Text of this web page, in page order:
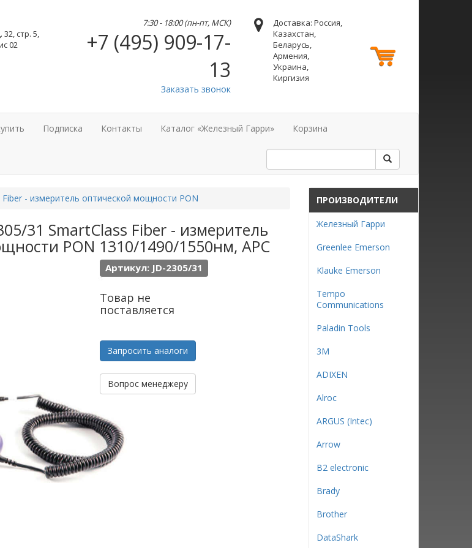
стр. 5,
02
7:30 - 18:00 (пн-пт, МСК)
+7 (495) 909-17-
13
Заказать звонок
Доставка: Россия,
Казахстан,
Беларусь,
Армения,
Украина,
Киргизия
Подписка Контакты Каталог «Железный Гарри» Корзина
Fiber - измеритель оптической мощности PON
31 SmartClass Fiber - измеритель
PON 1310/1490/1550нм, APC
Артикул: JD-2305/31
Товар не
поставляется
Запросить аналоги
Вопрос менеджеру
ПРОИЗВОДИТЕЛИ
Железный Гарри
Greenlee Emerson
Klauke Emerson
Tempo
Communications
Paladin Tools
3М
ADIXEN
Alroc
ARGUS (Intec)
Arrow
B2 electronic
Brady
Brother
DataShark